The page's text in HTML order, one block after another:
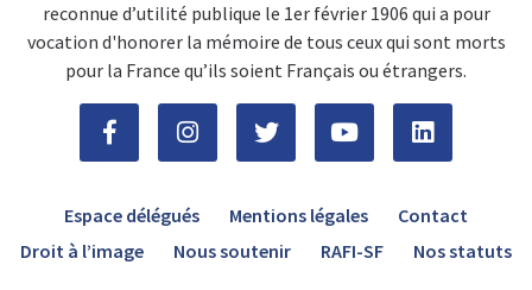
reconnue d’utilité publique le 1er février 1906 qui a pour
vocation d'honorer la mémoire de tous ceux qui sont morts
pour la France qu’ils soient Français ou étrangers.
Espace délégués Mentions légales
Contact
Droit à l’image
Nous soutenir RAFI-SF Nos statuts